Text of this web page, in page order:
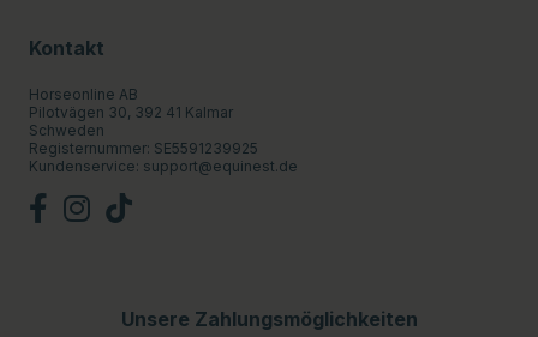
Kontakt
Horseonline AB
Pilotvägen 30, 392 41 Kalmar
Schweden
Registernummer: SE5591239925
Kundenservice: support@equinest.de
Unsere Zahlungsmöglichkeiten